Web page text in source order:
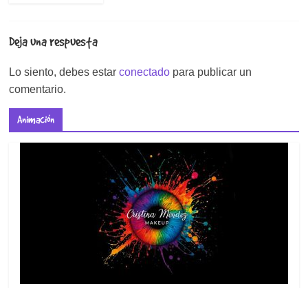
Deja una respuesta
Lo siento, debes estarconectado para publicar un
comentario.
Animación